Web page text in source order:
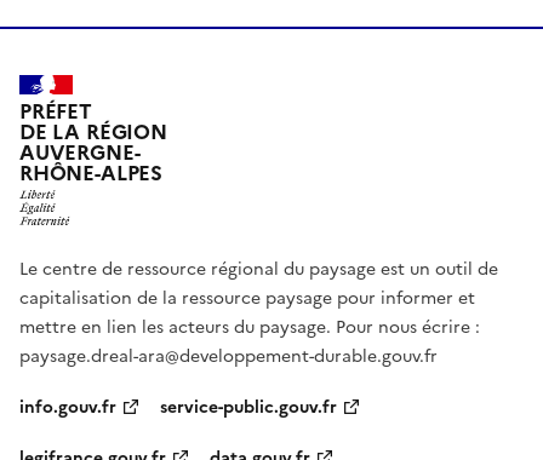
PRÉFET
DE LA RÉGION
AUVERGNE-
RHÔNE-ALPES
Le centre de ressource régional du paysage est un outil de
capitalisation de la ressource paysage pour informer et
mettre en lien les acteurs du paysage. Pour nous écrire :
paysage.dreal-ara@developpement-durable.gouv.fr
info.gouv.fr
service-public.gouv.fr